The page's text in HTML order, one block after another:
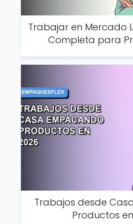
Trabajar en Mercado
Completa para
Trabajos desde
Productos